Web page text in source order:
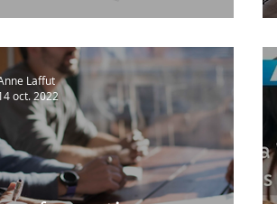
Laffut
oct. 2022